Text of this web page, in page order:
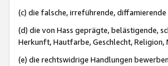
(c) die falsche, irreführende,
(d) die von Hass geprägte, belästigende,
Herkunft, Hautfarbe, Geschlecht,
(e) die rechtswidrige Handlungen